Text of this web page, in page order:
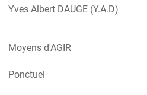
Yves Albert DAUGE (Y.A.D)
Moyens d'AGIR
Ponctuel